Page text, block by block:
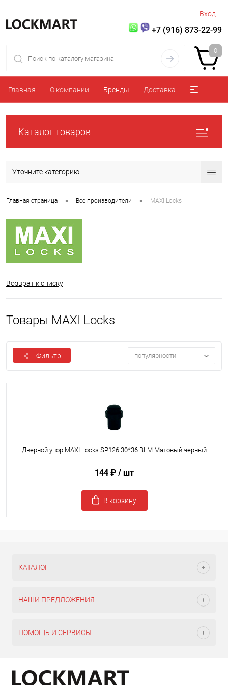
Вход
+7 (916) 873-22-99
0
Главная О компании Бренды Доставка
Каталог товаров
Уточните категорию:
Главная страница • Все производители • MAXI Locks
Возврат к списку
Товары MAXI Locks
Фильтр популярности
Дверной упор MAXI Locks SP126 30*36 BLM Матовый черный
144 ₽ / шт
В корзину
КАТАЛОГ
НАШИ ПРЕДЛОЖЕНИЯ
ПОМОЩЬ И СЕРВИСЫ